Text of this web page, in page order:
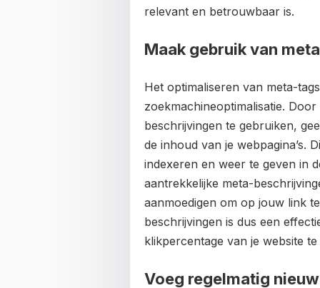
relevant en betrouwbaar is.
Maak gebruik van
Het optimaliseren van meta-
zoekmachineoptimalisatie.
beschrijvingen te gebruiken,
de inhoud van je webpagina’s.
indexeren en weer te geven in
aantrekkelijke meta-
aanmoedigen om op jouw link
beschrijvingen is dus een
klikpercentage van je website
Voeg regelmatig